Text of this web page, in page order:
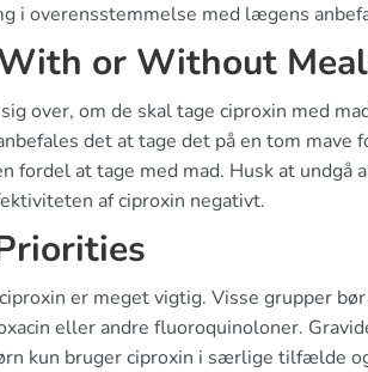
i overensstemmelse med lægens
or Without
over, om de skal tage ciproxin med
det at tage det på en tom mave
fordel at tage med mad. Husk at undgå
af ciproxin negativt.
er meget vigtig. Visse grupper
eller andre fluoroquinoloner.
kun bruger ciproxin i særlige tilfælde